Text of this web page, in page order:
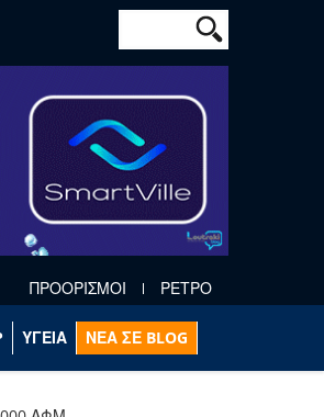
Φόρμα
Αναζήτηση
ΠΡΟΟΡΙΣΜΟΙ ΡΕΤΡΟ
ΥΓΕΙΑ ΝΕΑ ΣΕ BLOG